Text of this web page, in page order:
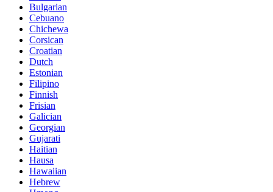
Bulgarian
Cebuano
Chichewa
Corsican
Croatian
Dutch
Estonian
Filipino
Finnish
Frisian
Galician
Georgian
Gujarati
Haitian
Hausa
Hawaiian
Hebrew